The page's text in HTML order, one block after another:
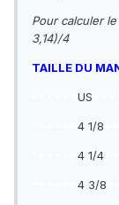
Pour calculer
3,14)/4
TAILLE DU
US
4 1/8
4 1/4
4 3/8